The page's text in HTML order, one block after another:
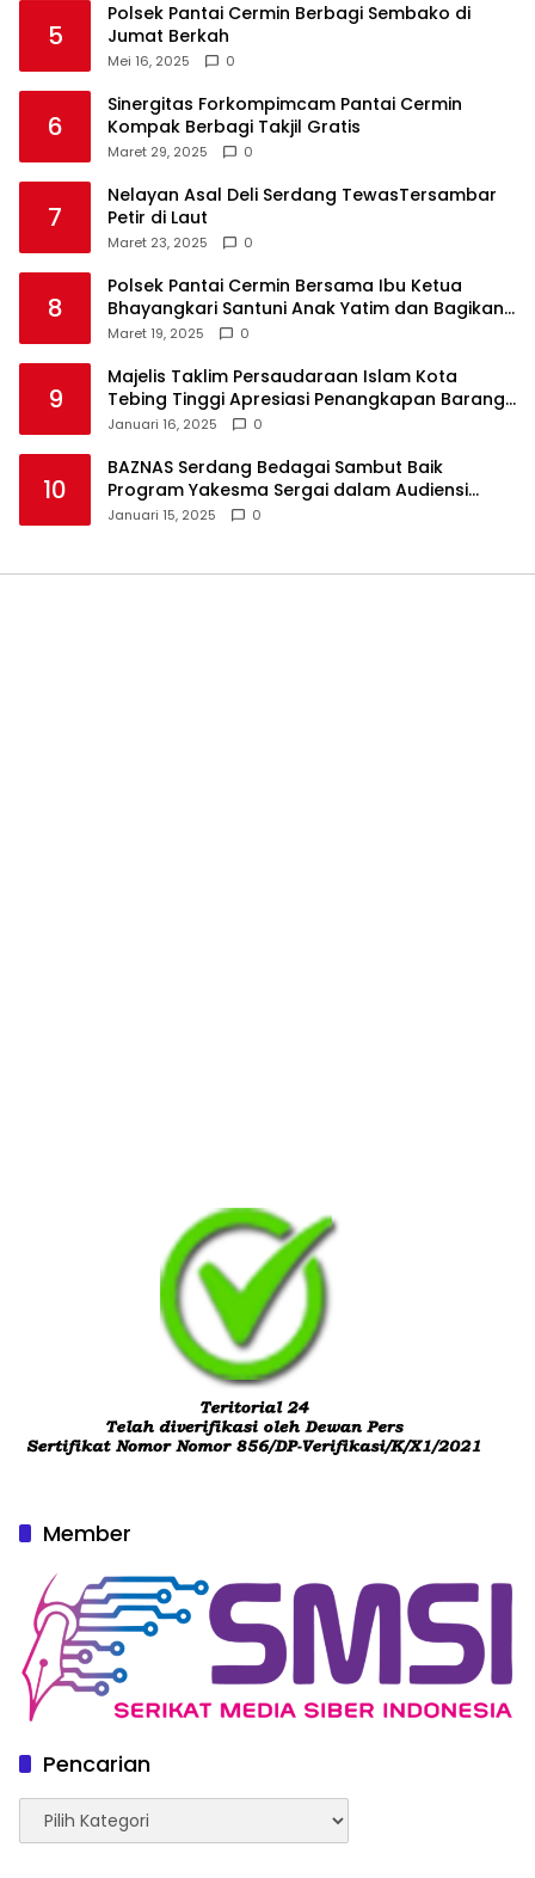
5
Polsek Pantai Cermin Berbagi Sembako di
Jumat Berkah
Mei 16, 2025 0
6
Sinergitas Forkompimcam Pantai Cermin
Kompak Berbagi Takjil Gratis
Maret 29, 2025 0
7
Nelayan Asal Deli Serdang TewasTersambar
Petir di Laut
Maret 23, 2025 0
8
Polsek Pantai Cermin Bersama Ibu Ketua
Bhayangkari Santuni Anak Yatim dan Bagikan
Takjil
Maret 19, 2025 0
9
Majelis Taklim Persaudaraan Islam Kota
Tebing Tinggi Apresiasi Penangkapan Barang
Haram
Januari 16, 2025 0
10
BAZNAS Serdang Bedagai Sambut Baik
Program Yakesma Sergai dalam Audiensi
Perkenalan Pengurus Baru
Januari 15, 2025 0
Member
Pencarian
Pencarian